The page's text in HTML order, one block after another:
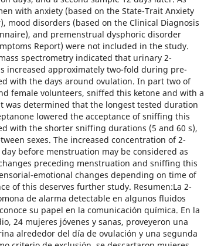
with anxiety (based on the State-Trait Anxiety
mood disorders (based on the Clinical Diagnosis
and premenstrual dysphoric disorder
Report) were not included in the study.
spectrometry indicated that urinary 2-
increased approximately two-fold during pre-
with the days around ovulation. In part two of
female volunteers, sniffed this ketone and with a
was determined that the longest tested duration
lowered the acceptance of sniffing this
with the shorter sniffing durations (5 and 60 s),
sexes. The increased concentration of 2-
before menstruation may be considered as
preceding menstruation and sniffing this
emotional changes depending on time of
of this deserves further study. Resumen:La 2-
de alarma detectable en algunos fluidos
su papel en la comunicación química. En la
24 mujeres jóvenes y sanas, proveyeron una
alrededor del día de ovulación y una segunda